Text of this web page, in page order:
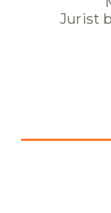
Jurist